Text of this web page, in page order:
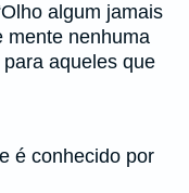
algum jamais
mente nenhuma
aqueles que
é conhecido por